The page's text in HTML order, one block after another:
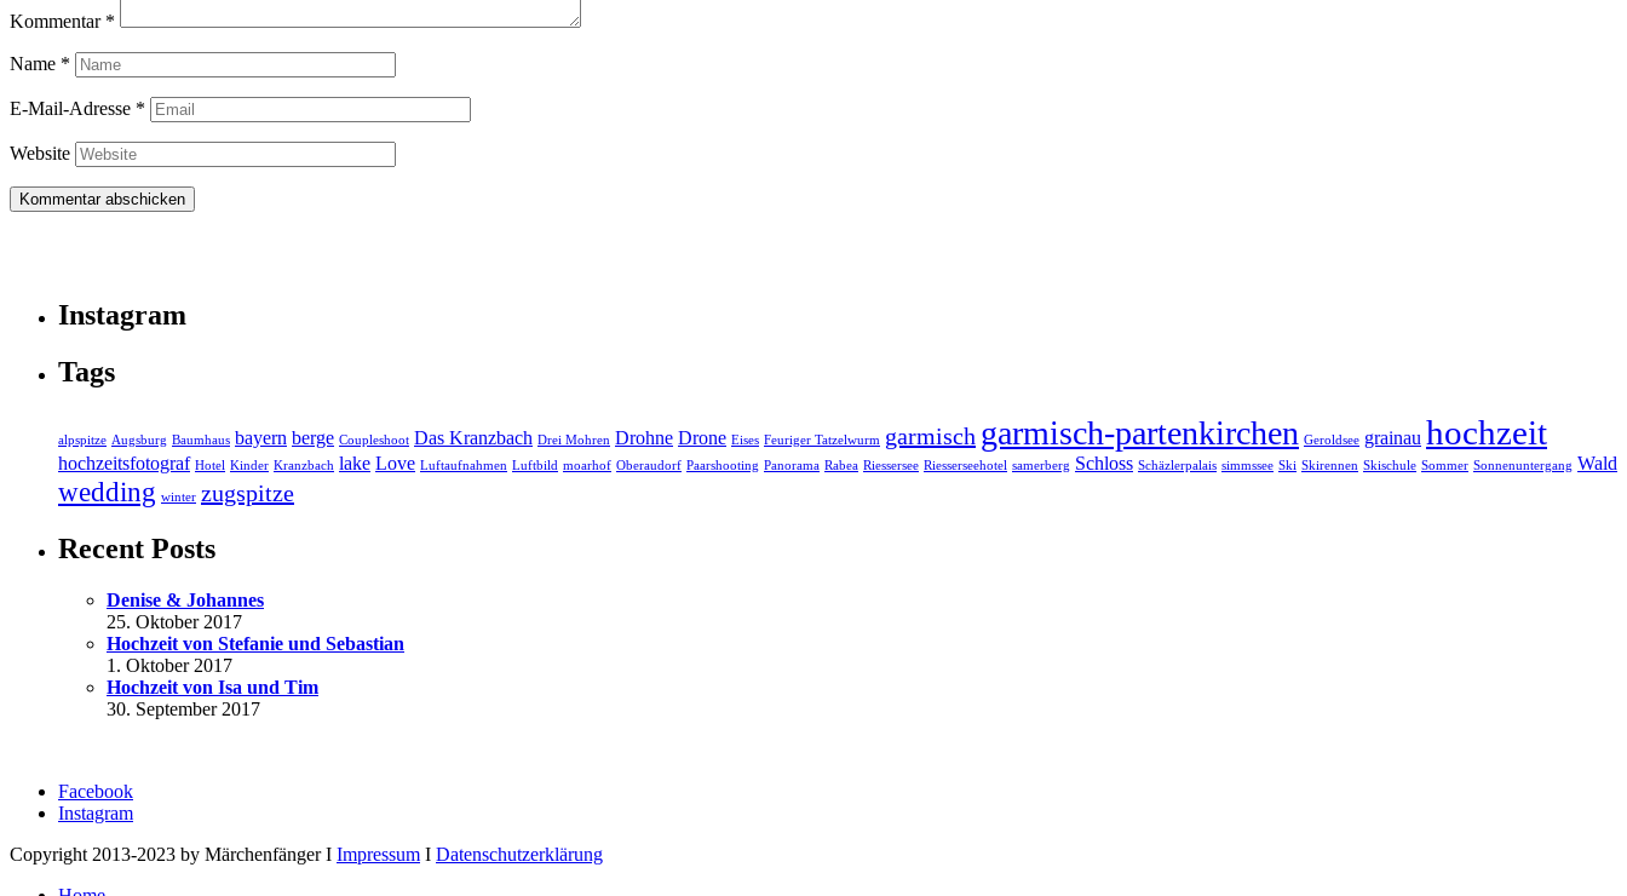
Kommentar *
Name *
E-Mail-Adresse *
Website
Instagram
Tags
alpspitze Augsburg Baumhaus bayern berge Coupleshoot Das Kranzbach Drei Mohren Drohne Drone Eises Feuriger Tatzelwurm garmisch garmisch-partenkirchen Geroldsee grainau hochzeit
hochzeitsfotograf Hotel Kinder Kranzbach lake Love Luftaufnahmen Luftbild moarhof Oberaudorf Paarshooting Panorama Rabea Riessersee Riesserseehotel samerberg Schloss Schäzlerpalais simmssee Ski Skirennen Skischule Sommer Sonnenuntergang Wald
wedding winter zugspitze
Recent Posts
Denise & Johannes
25. Oktober 2017
Hochzeit von Stefanie und Sebastian
1. Oktober 2017
Hochzeit von Isa und Tim
30. September 2017
Facebook
Instagram
Copyright 2013-2023 by Märchenfänger I Impressum I Datenschutzerklärung